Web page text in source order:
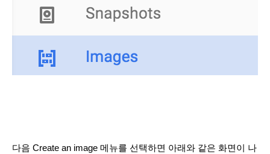
다음 Create an image 메뉴를 선택하면 아래와 같은 화면이 나